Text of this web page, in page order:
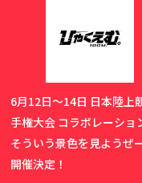
6月12日〜14日 日本陸上
手権大会 コラボレーショ
そういう景色を見ようぜ
開催決定！